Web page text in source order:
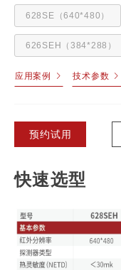
628SE（640*480）
626SEH（384*288）
应用案例 技术参数
预约试用
快速选型